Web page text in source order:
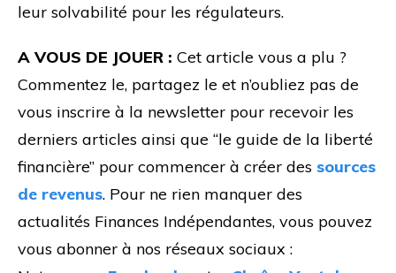
leur solvabilité pour les régulateurs.
A VOUS DE JOUER : Cet article vous a plu ?
Commentez le, partagez le et n’oubliez pas de
vous inscrire à la newsletter pour recevoir les
derniers articles ainsi que “le guide de la liberté
financière” pour commencer à créer des sources
de revenus. Pour ne rien manquer des
actualités Finances Indépendantes, vous pouvez
vous abonner à nos réseaux sociaux :